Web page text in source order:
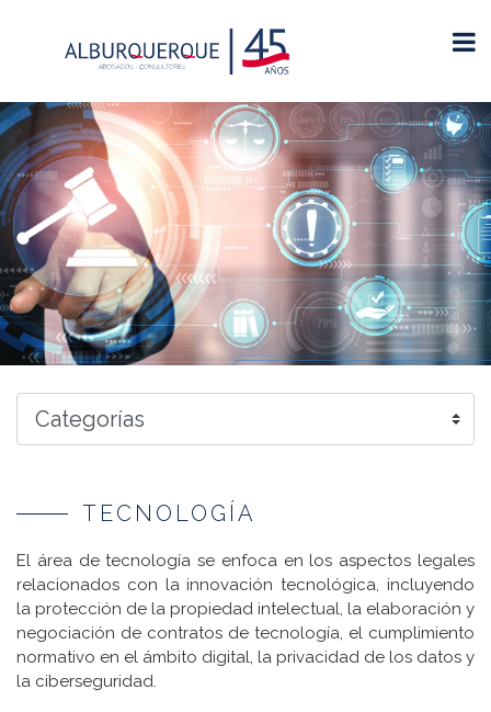
TECNOLOGÍA
El área de tecnología se enfoca en los aspectos legales
relacionados con la innovación tecnológica, incluyendo
la protección de la propiedad intelectual, la elaboración y
negociación de contratos de tecnología, el cumplimiento
normativo en el ámbito digital, la privacidad de los datos y
la ciberseguridad.